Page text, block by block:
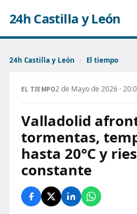
24h Castilla y León
24h Castilla y León › El tiempo
EL TIEMPO2 de Mayo de 2026 ·
Valladolid
tormentas,
hasta 20°C y
constante